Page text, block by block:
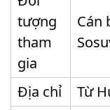
tượng
tham
gia
Cán
Địa chỉ Từ